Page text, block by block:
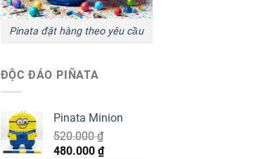
Pinata đặt hàng theo yêu cầu
ĐỘC ĐÁO PIÑATA
Pinata Minion
520.000₫
Giá
480.000 ₫Giá